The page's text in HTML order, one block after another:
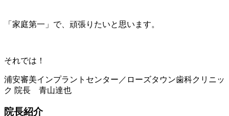
「家庭第一」で、頑張りたいと思います。
それでは！
浦安審美インプラントセンター／ローズタウン歯科クリニッ
ク 院長 青山達也
院長紹介